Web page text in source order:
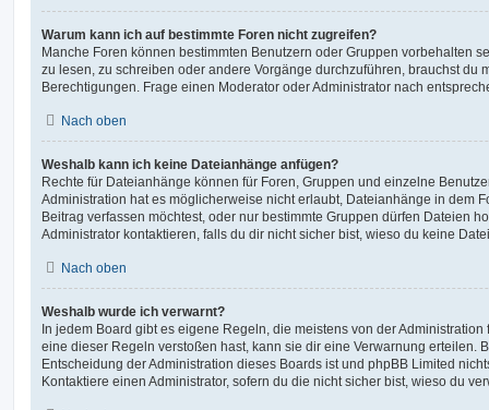
Warum kann ich auf bestimmte Foren nicht zugreifen?
Manche Foren können bestimmten Benutzern oder Gruppen vorbehalten
zu lesen, zu schreiben oder andere Vorgänge durchzuführen, brauchst du
Berechtigungen. Frage einen Moderator oder Administrator nach
Nach oben
Weshalb kann ich keine Dateianhänge anfügen?
Rechte für Dateianhänge können für Foren, Gruppen und einzelne
Administration hat es möglicherweise nicht erlaubt, Dateianhänge in dem
Beitrag verfassen möchtest, oder nur bestimmte Gruppen dürfen Dateien
Administrator kontaktieren, falls du dir nicht sicher bist, wieso du keine
Nach oben
Weshalb wurde ich verwarnt?
In jedem Board gibt es eigene Regeln, die meistens von der
eine dieser Regeln verstoßen hast, kann sie dir eine Verwarnung erteilen.
Entscheidung der Administration dieses Boards ist und phpBB Limited
Kontaktiere einen Administrator, sofern du die nicht sicher bist, wieso du